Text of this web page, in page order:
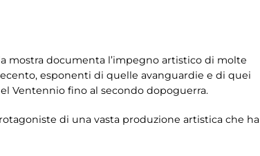
mostra documenta l’impegno artistico di molte
esponenti di quelle avanguardie e di quei
Ventennio fino al secondo dopoguerra.
di una vasta produzione artistica che ha